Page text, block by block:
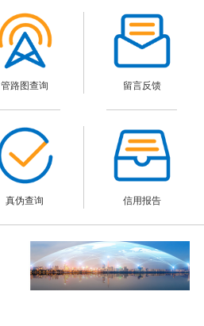
管路图查询 留言反馈
真伪查询 信用报告